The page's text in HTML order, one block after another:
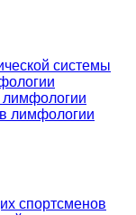
системы
лимфологии
в лимфологии
спортсменов